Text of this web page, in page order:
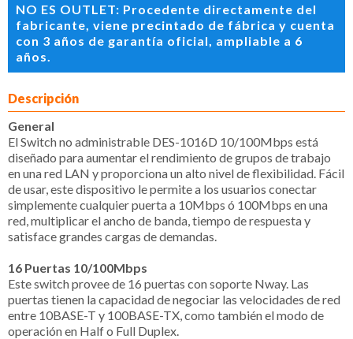
NO ES OUTLET: Procedente directamente del
fabricante, viene precintado de fábrica y cuenta
con 3 años de garantía oficial, ampliable a 6
años.
Descripción
General
El Switch no administrable DES-1016D 10/100Mbps está
diseñado para aumentar el rendimiento de grupos de trabajo
en una red LAN y proporciona un alto nivel de flexibilidad. Fácil
de usar, este dispositivo le permite a los usuarios conectar
simplemente cualquier puerta a 10Mbps ó 100Mbps en una
red, multiplicar el ancho de banda, tiempo de respuesta y
satisface grandes cargas de demandas.
16 Puertas 10/100Mbps
Este switch provee de 16 puertas con soporte Nway. Las
puertas tienen la capacidad de negociar las velocidades de red
entre 10BASE-T y 100BASE-TX, como también el modo de
operación en Half o Full Duplex.